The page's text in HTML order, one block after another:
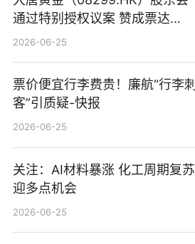
通过特别授权议案 赞成票达
100%_新动态
2026-06-25
票价便宜行李费贵！廉航“行李刺
客”引质疑-快报
2026-06-25
关注：AI材料暴涨 化工周期复苏
迎多点机会
2026-06-25